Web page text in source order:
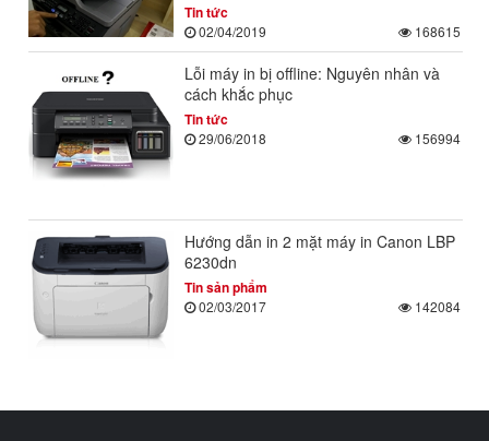
Tin tức
02/04/2019 168615
Lỗi máy in bị offline: Nguyên nhân và
cách khắc phục
Tin tức
29/06/2018 156994
Hướng dẫn in 2 mặt máy in Canon LBP
6230dn
Tin sản phẩm
02/03/2017 142084